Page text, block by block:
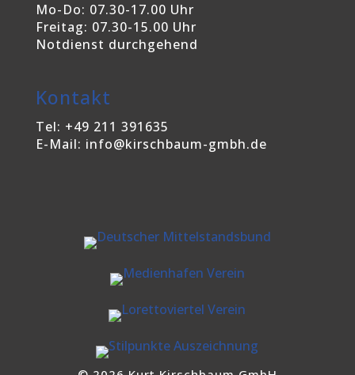
Mo-Do: 07.30-17.00 Uhr
Freitag: 07.30-15.00 Uhr
Notdienst durchgehend
Kontakt
Tel: +49 211 391635
E-Mail: info@kirschbaum-gmbh.de